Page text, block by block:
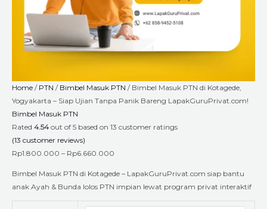
Home / PTN / Bimbel Masuk PTN / Bimbel Masuk PTN di Kotagede,
Yogyakarta – Siap Ujian Tanpa Panik Bareng LapakGuruPrivat.com!
Bimbel Masuk PTN
Rated 4.54 out of 5 based on 13 customer ratings
(13 customer reviews)
Rp1.800.000 – Rp6.660.000
Bimbel Masuk PTN di Kotagede – LapakGuruPrivat.com siap bantu
anak Ayah & Bunda lolos PTN impian lewat program privat interaktif